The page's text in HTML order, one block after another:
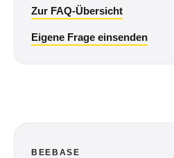
Zur FAQ-Übersicht
Eigene Frage einsenden
BEEBASE